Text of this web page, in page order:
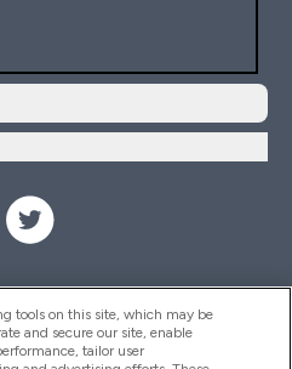
tools on this site, which may be
and secure our site, enable
tailor user